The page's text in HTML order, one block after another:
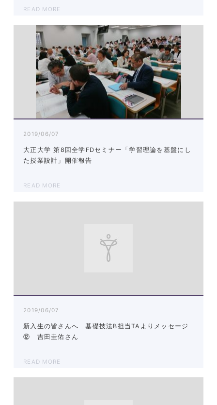
READ MORE
2019/06/07
大正大学 第8回全学FDセミナー「学習理論を基盤にし
た授業設計」開催報告
READ MORE
2019/06/07
新入生の皆さんへ 基礎技法B担当TAよりメッセージ
⑫ 吉田圭佑さん
READ MORE